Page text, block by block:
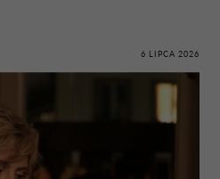
6 LIPCA 2026